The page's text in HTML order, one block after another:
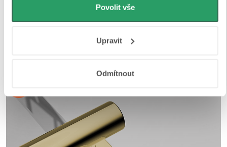
personalizovanou reklamu. Jak Google zpracovává
osobní údaje najdete na stránkách
Povolit vše
Upravit
Odmítnout